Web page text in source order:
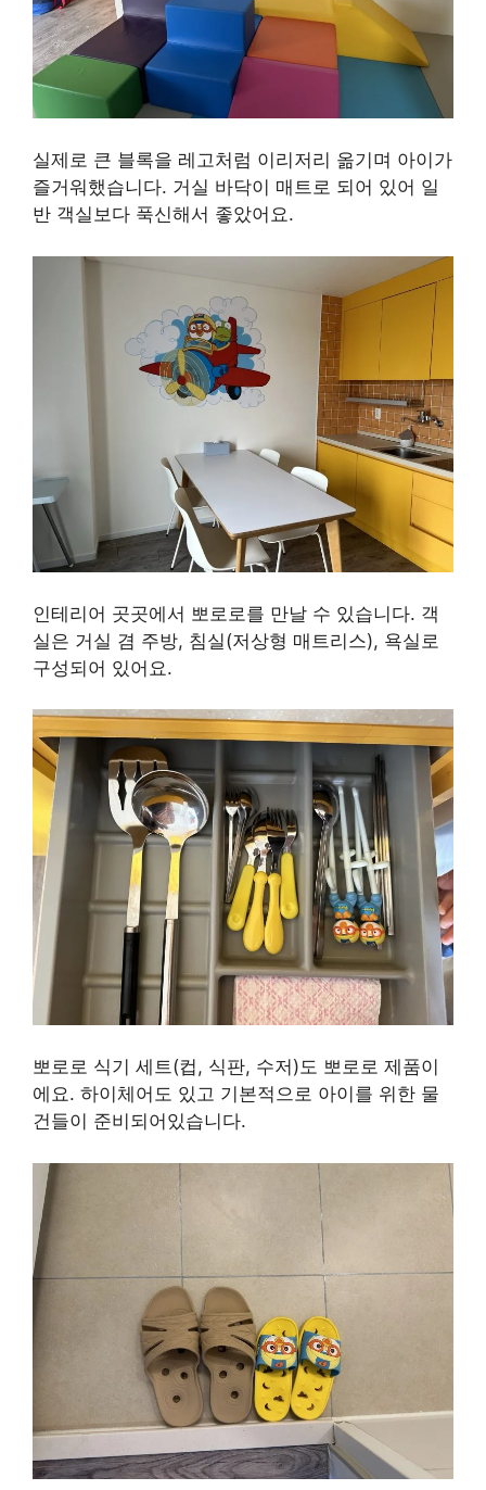
실제로 큰 블록을 레고처럼 이리저리 옮기며 아이가
즐거워했습니다. 거실 바닥이 매트로 되어 있어 일
반 객실보다 푹신해서 좋았어요.
인테리어 곳곳에서 뽀로로를 만날 수 있습니다. 객
실은 거실 겸 주방, 침실(저상형 매트리스), 욕실로
구성되어 있어요.
뽀로로 식기 세트(컵, 식판, 수저)도 뽀로로 제품이
에요. 하이체어도 있고 기본적으로 아이를 위한 물
건들이 준비되어있습니다.